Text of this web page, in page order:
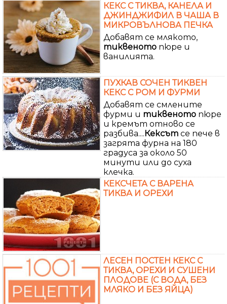
КЕКС С ТИКВА, КАНЕЛА И
ДЖИНДЖИФИЛ В ЧАША В
МИКРОВЪЛНОВА ПЕЧКА
Добавят се млякото,
тиквеното пюре и
ванилията.
ПУХКАВ СОЧЕН ТИКВЕН
КЕКС С РОМ И ФУРМИ
Добавят се смлените
фурми и тиквеното пюре
и кремът отново се
разбива....Кексът се пече в
загрята фурна на 180
градуса за около 50
минути или до суха
клечка.
КЕКСЧЕТА С ВАРЕНА
ТИКВА И ОРЕХИ
ЛЕСЕН ПОСТЕН КЕКС С
ТИКВА, ОРЕХИ И СУШЕНИ
ПЛОДОВЕ (С ВОДА, БЕЗ
МЛЯКО И БЕЗ ЯЙЦА)